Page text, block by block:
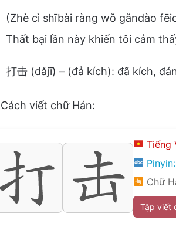
(Zhè cì shībài ràng wǒ gǎndào
Thất bại lần này khiến tôi cảm
打击 (dǎjī) – (đả kích): đã kích,
Cách viết chữ Hán:
Tiếng
Pinyin:
Chữ
Tập viết